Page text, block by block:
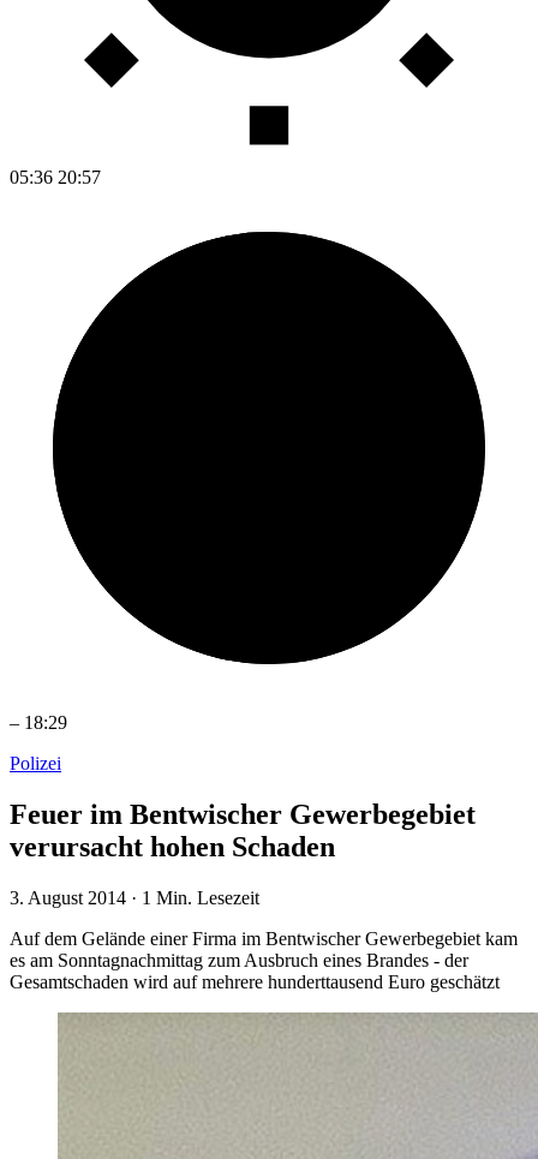
05:36 20:57
– 18:29
Polizei
Feuer im Bentwischer Gewerbegebiet
verursacht hohen Schaden
3. August 2014 · 1 Min. Lesezeit
Auf dem Gelände einer Firma im Bentwischer Gewerbegebiet kam
es am Sonntagnachmittag zum Ausbruch eines Brandes - der
Gesamtschaden wird auf mehrere hunderttausend Euro geschätzt